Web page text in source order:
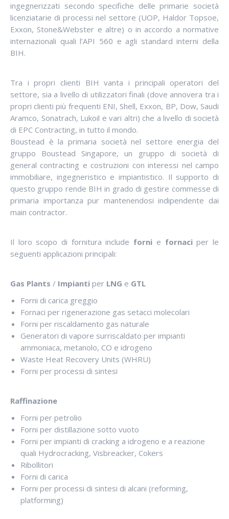
ingegnerizzati secondo specifiche delle primarie società
licenziatarie di processi nel settore (UOP, Haldor Topsoe,
Exxon, Stone&Webster e altre) o in accordo a normative
internazionali quali l’API 560 e agli standard interni della
BIH.
Tra i propri clienti BIH vanta i principali operatori del
settore, sia a livello di utilizzatori finali (dove annovera tra i
propri clienti più frequenti ENI, Shell, Exxon, BP, Dow, Saudi
Aramco, Sonatrach, Lukoil e vari altri) che a livello di società
di EPC Contracting, in tutto il mondo.
Boustead è la primaria società nel settore energia del
gruppo Boustead Singapore, un gruppo di società di
general contracting e costruzioni con interessi nel campo
immobiliare, ingegneristico e impiantistico. Il supporto di
questo gruppo rende BIH in grado di gestire commesse di
primaria importanza pur mantenendosi indipendente dai
main contractor.
Il loro scopo di fornitura include forni e fornaciper le
seguenti applicazioni principali:
Gas Plants / Impianti per LNG e GTL
Forni di carica greggio
Fornaci per rigenerazione gas setacci molecolari
Forni per riscaldamento gas naturale
Generatori di vapore surriscaldato per impianti
ammoniaca, metanolo, CO e idrogeno
Waste Heat Recovery Units (WHRU)
Forni per processi di sintesi
Raffinazione
Forni per petrolio
Forni per distillazione sotto vuoto
Forni per impianti di cracking a idrogeno e a reazione
quali Hydrocracking, Visbreacker, Cokers
Ribollitori
Forni di carica
Forni per processi di sintesi di alcani (reforming,
platforming)